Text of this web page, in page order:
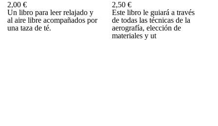
2,00 €
Un libro para leer relajado y
al aire libre acompañados por
una taza de té.
2,50 €
Este libro le guiará a través
de todas las técnicas de la
aerografía, elección de
materiales y ut